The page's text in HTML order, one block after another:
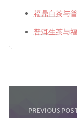
福鼎白茶与
普洱生茶与
PREVIOUS